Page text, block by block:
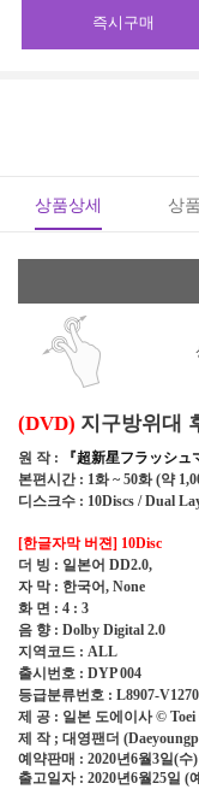
즉시구매
상품상세 상
(DVD) 지구방위대
원 작 : 『超新星フラッシュ
본편시간 : 1화~ 50화(약
디스크수 : 10Discs / Dual
[한글자막버젼] 10Disc
더 빙 : 일본어 DD2.0,
자 막 : 한국어, None
화 면 : 4 : 3
음 향 : Dolby Digital 2.0
지역코드 : ALL
출시번호 : DYP 004
등급분류번호 : L8907-V1270
제 공 : 일본 도에이사© Toei
제 작 ; 대영팬더
예약판매 : 2020년6월3일(수
출고일자 : 2020년6월25일 (